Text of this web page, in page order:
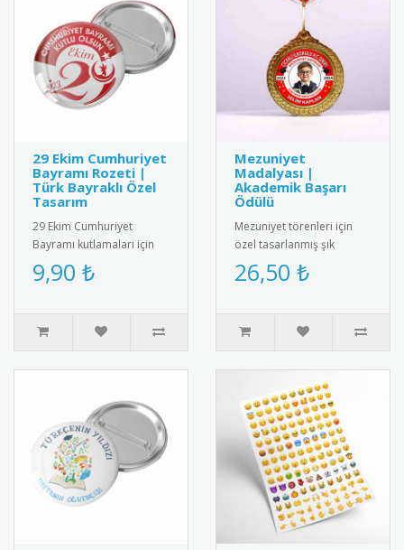
29 Ekim Cumhuriyet
Bayramı Rozeti |
Türk Bayraklı Özel
Tasarım
29 Ekim Cumhuriyet
Bayramı kutlamaları için
özel tasarım Türk bayraklı
metal rozet. Yüksek kaliteli
9,90 ₺
Mezuniyet
Madalyası |
Akademik Başarı
Ödülü
Mezuniyet törenleri için
özel tasarlanmış şık
madalya. Akademik
başarıyı simgeleyen
26,50 ₺